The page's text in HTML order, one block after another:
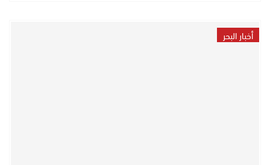
أخبار البحر